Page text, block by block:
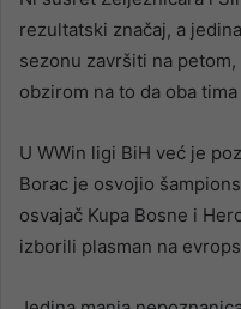
rezultatski značaj, a
sezonu završiti na
obzirom na to da oba
U WWin ligi BiH već je
Borac je osvojio
osvajač Kupa Bosne i
izborili plasman na